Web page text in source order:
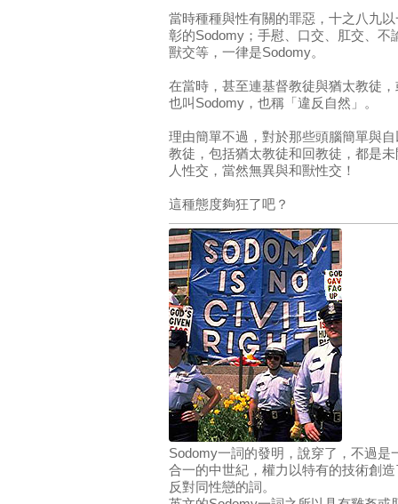
當時種種與性有關的罪惡，十之八九
彰的Sodomy；手慰、口交、肛交、不
獸交等，一律是Sodomy。
在當時，甚至連基督教徒與猶太教徒
也叫Sodomy，也稱「違反自然」。
理由簡單不過，對於那些頭腦簡單與
教徒，包括猶太教徒和回教徒，都是
人性交，當然無異與和獸性交！
這種態度夠狂了吧？
Sodomy一詞的發明，說穿了，不過是
合一的中世紀，權力以特有的技術創
反對同性戀的詞。